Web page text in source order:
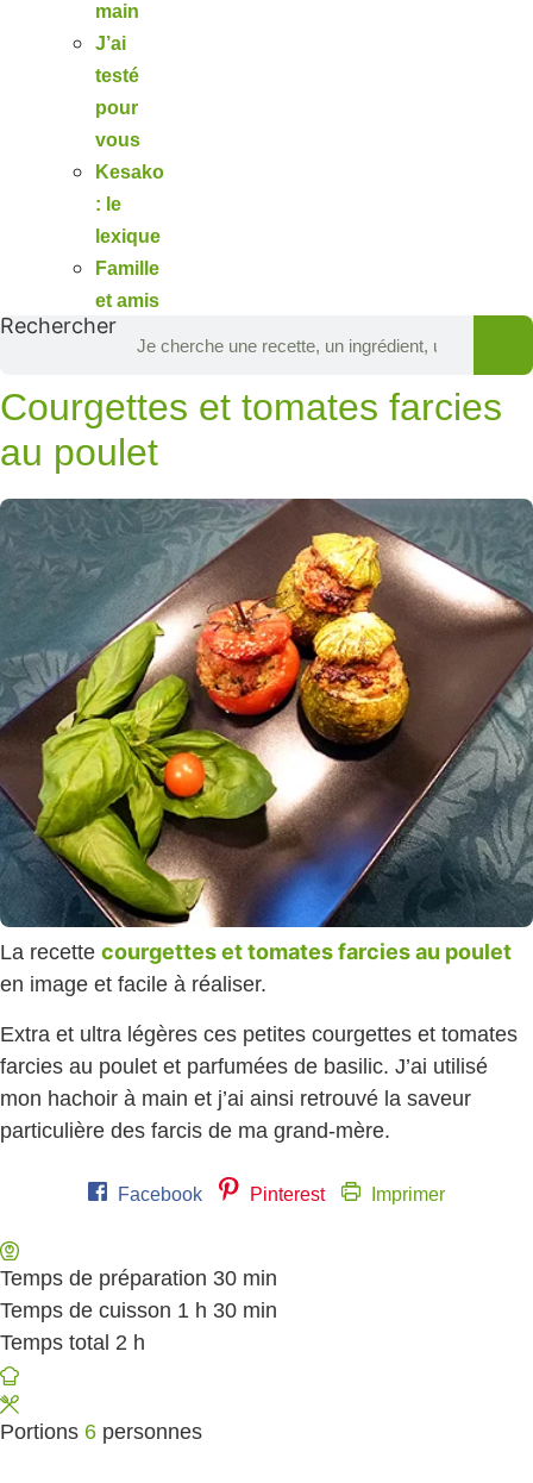
main
J’ai
testé
pour
vous
Kesako
: le
lexique
Famille
et amis
Rechercher
Courgettes et tomates farcies
au poulet
La recette courgettes et tomates farcies au poulet
en image et facile à réaliser.
Extra et ultra légères ces petites courgettes et tomates
farcies au poulet et parfumées de basilic. J’ai utilisé
mon hachoir à main et j’ai ainsi retrouvé la saveur
particulière des farcis de ma grand-mère.
Facebook Pinterest Imprimer
Temps de préparation 30 minutes
min
Temps de cuisson 1 heure
h 30 minutes
min
Temps total 2 heures
h
Portions 6 personnes